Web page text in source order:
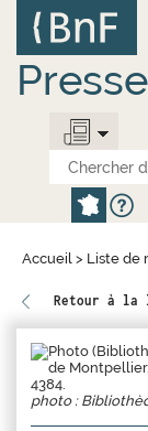
contenu
principal
Accueil > Liste de
Retour à la
photo :
Panneau de gestion